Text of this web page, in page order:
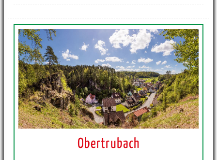
Obertrubach